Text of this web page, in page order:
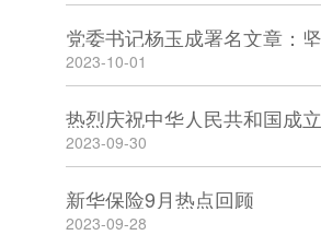
党委书记杨玉成署名文章：
2023-10-01
热烈庆祝中华人民共和国成
2023-09-30
新华保险9月热点回顾
2023-09-28